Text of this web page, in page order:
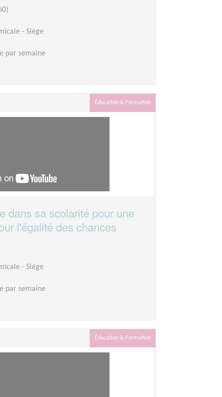
- Siège
par semaine
Éducation & Formation
dans sa scolarité pour une
l'égalité des chances
- Siège
par semaine
Éducation & Formation